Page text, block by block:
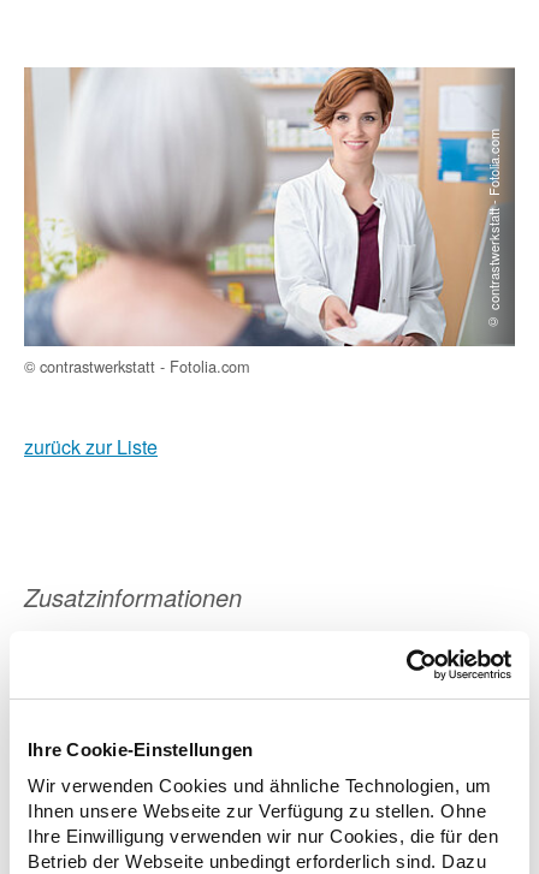
Ihre Cookie-Einstellungen
Wir verwenden Cookies und ähnliche Technologien, um
Ihnen unsere Webseite zur Verfügung zu stellen. Ohne
Ihre Einwilligung verwenden wir nur Cookies, die für den
Betrieb der Webseite unbedingt erforderlich sind. Dazu
© contrastwerkstatt - Fotolia.com
© contrastwerkstatt - Fotolia.com
zurück zur Liste
Zusatzinformationen
Verbrauchertipp: Grünes Rezept ermöglicht
Erstattung von rezeptfreien Arzneimitteln bei vielen
Krankenkassen
14.08.2018